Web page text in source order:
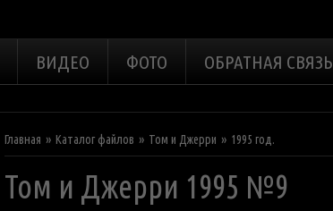
ВИДЕО ФОТО ОБРАТНАЯ СВЯЗЬ
Главная Каталог файлов Том и Джерри 1995 год.
Том и Джерри 1995 №9